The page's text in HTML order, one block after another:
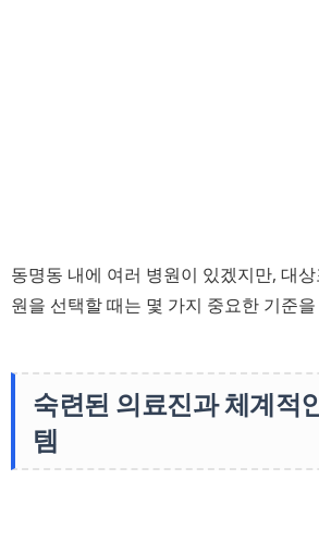
동명동 내에 여러 병원이 있겠지만, 대
원을 선택할 때는 몇 가지 중요한 기준
숙련된 의료진과 체계적
템